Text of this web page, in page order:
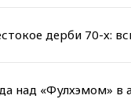
дерби 70-х:
над «Фулхэмом» в